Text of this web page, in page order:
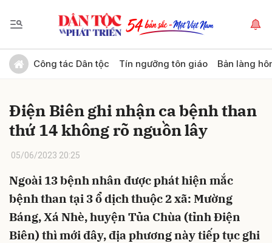
Công tác Dân tộc Tín ngưỡng tôn giáo Bản làng
Điện Biên ghi nhận ca bệnh than
thứ 14 không rõ nguồn lây
05/06/2023 20:25
Ngoài 13 bệnh nhân được phát hiện mắc
bệnh than tại 3 ổ dịch thuộc 2 xã: Mường
Báng, Xá Nhè, huyện Tủa Chùa (tỉnh Điện
Biên) thì mới đây, địa phương này tiếp tục ghi
Gửi bình luận
Hủy